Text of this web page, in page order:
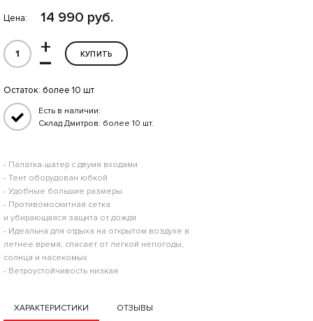
Цена: 14 990 руб.
–
+ КУПИТЬ
Остаток: более 10 шт
Есть в наличии:
Склад Дмитров: более 10 шт.
- Палатка-шатер с двумя входами
- Тент оборудован юбкой
- Удобные большие размеры
- Противомоскитная сетка
и убирающаяся защита от дождя
- Идеальна для отдыха на открытом воздухе в
летнее время, спасает от легкой непогоды,
солнца и насекомых
- Ветроустойчивость низкая
ХАРАКТЕРИСТИКИ ОТЗЫВЫ